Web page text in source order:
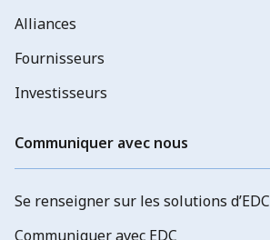
Alliances
Fournisseurs
Investisseurs
Communiquer avec nous
Se renseigner sur les solutions d’EDC
Communiquer avec EDC